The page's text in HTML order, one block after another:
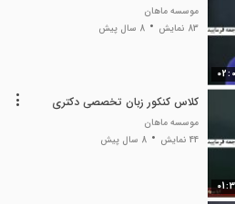
موسسه ماهان
83 نمایش
8 سال پیش
کلاس کنکور زبان تخصصی دکتری
موسسه ماهان
44 نمایش
8 سال پیش